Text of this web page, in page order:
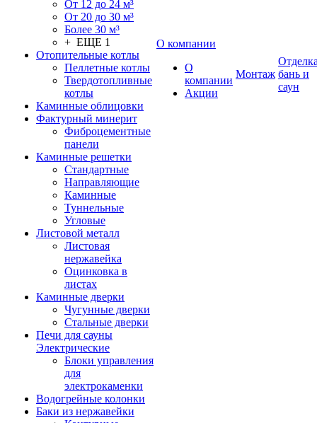
От 12 до 24 м³
От 20 до 30 м³
Более 30 м³
+ ЕЩЕ 1
Отопительные котлы
Пеллетные котлы
Твердотопливные
котлы
Каминные облицовки
Фактурный минерит
Фиброцементные
панели
Каминные решетки
Стандартные
Направляющие
Каминные
Туннельные
Угловые
Листовой металл
Листовая
нержавейка
Оцинковка в
листах
Каминные дверки
Чугунные дверки
Стальные дверки
Печи для сауны
Электрические
Блоки управления
для
электрокаменки
Водогрейные колонки
Баки из нержавейки
О компании
О
компании
Акции
Монтаж бань и
саун